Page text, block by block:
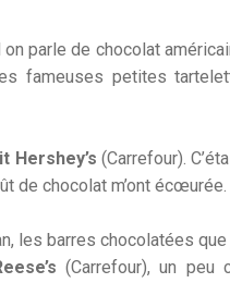
parle de chocolat
fameuses petites
Hershey’s (Carrefour).
de chocolat m’ont
les barres chocolatées que
(Carrefour), un